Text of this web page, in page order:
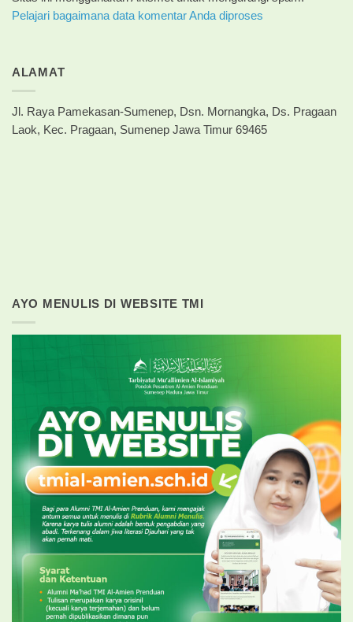
Pelajari bagaimana data komentar Anda diproses
ALAMAT
Jl. Raya Pamekasan-Sumenep, Dsn. Mornangka, Ds. Pragaan
Laok, Kec. Pragaan, Sumenep Jawa Timur 69465
AYO MENULIS DI WEBSITE TMI